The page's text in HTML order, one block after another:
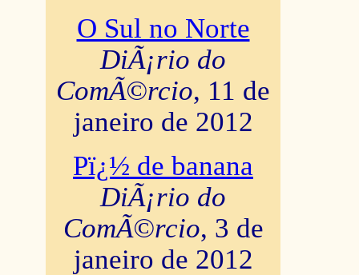
O Sul no Norte
DiÃ¡rio do
ComÃ©rcio, 11 de
janeiro de 2012
Pï¿½ de banana
DiÃ¡rio do
ComÃ©rcio, 3 de
janeiro de 2012